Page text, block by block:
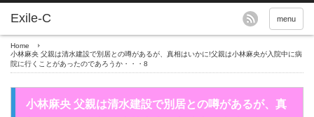
menu
Home
小林麻央 父親は清水建設で別居との噂があるが、真相はいかに!父親は小林麻央が入院中に病
院に行くことがあったのであろうか・・・8
小林麻央 父親は清水建設で別居との噂があるが、真